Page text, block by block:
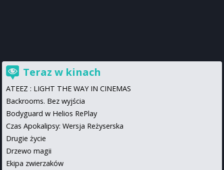
Teraz w kinach
ATEEZ : LIGHT THE WAY IN CINEMAS
Backrooms. Bez wyjścia
Bodyguard w Helios RePlay
Czas Apokalipsy: Wersja Reżyserska
Drugie życie
Drzewo magii
Ekipa zwierzaków